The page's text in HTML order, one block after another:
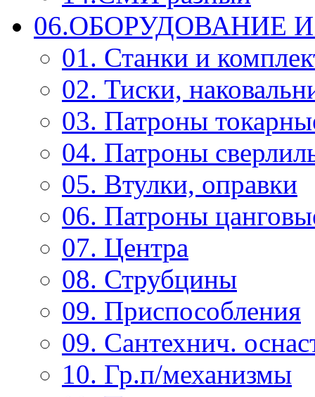
06.ОБОРУДОВАНИЕ
01. Станки и
02. Тиски,
03. Патроны
04. Патроны
05. Втулки, оправки
06. Патроны
07. Центра
08. Струбцины
09. Приспособления
09. Сантехнич.
10. Гр.п/механизмы